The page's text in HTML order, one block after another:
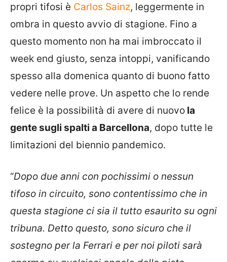
propri tifosi è Carlos Sainz, leggermente in
ombra in questo avvio di stagione. Fino a
questo momento non ha mai imbroccato il
week end giusto, senza intoppi, vanificando
spesso alla domenica quanto di buono fatto
vedere nelle prove. Un aspetto che lo rende
felice è la possibilità di avere di nuovo la
gente sugli spalti a Barcellona, dopo tutte le
limitazioni del biennio pandemico.
“Dopo due anni con pochissimi o nessun
tifoso in circuito, sono contentissimo che in
questa stagione ci sia il tutto esaurito su ogni
tribuna. Detto questo, sono sicuro che il
sostegno per la Ferrari e per noi piloti sarà